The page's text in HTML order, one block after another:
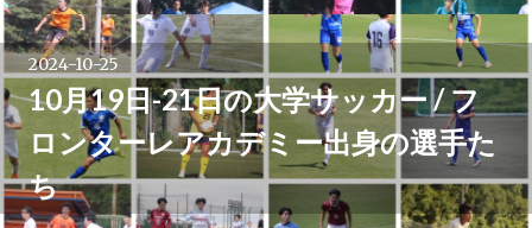
2024-10-25
10月19日-21日の大学サッカー / フ
ロンターレアカデミー出身の選手た
ち
ビ
ゲ
ー
シ